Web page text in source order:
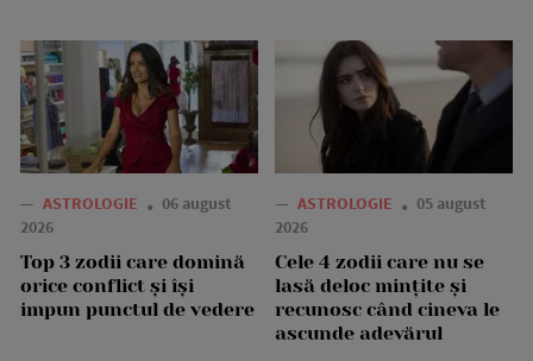
— ASTROLOGIE
06 august
2026
Top 3 zodii care domină
orice conflict și își
impun punctul de vedere
— ASTROLOGIE
05 august
2026
Cele 4 zodii care nu se
lasă deloc mințite și
recunosc când cineva le
ascunde adevărul